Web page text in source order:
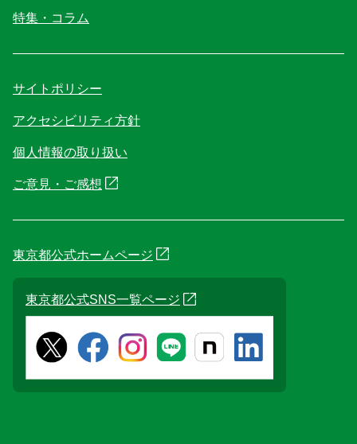
特集・コラム
サイトポリシー
アクセシビリティ方針
個人情報の取り扱い
ご意見・ご感想
東京都公式ホームページ
東京都公式SNS一覧ページ